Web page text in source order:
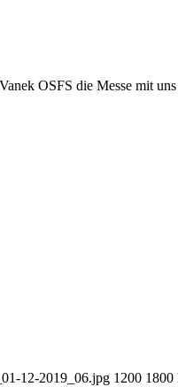
OSFS die Messe mit
12-2019_06.jpg 1200 1800